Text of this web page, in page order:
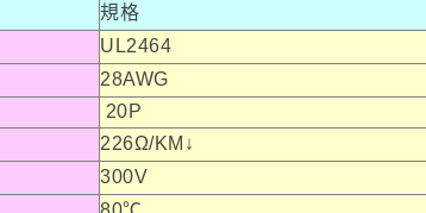
規格
UL2464
28AWG
20P
226Ω/KM↓
300V